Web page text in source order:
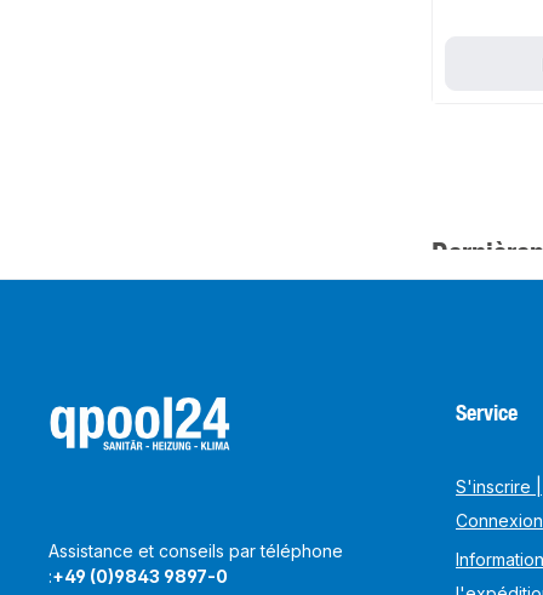
Assistance et conseils par téléphone
:+49 (0)9843 9897-0
Service
S'inscrire |
Connexion